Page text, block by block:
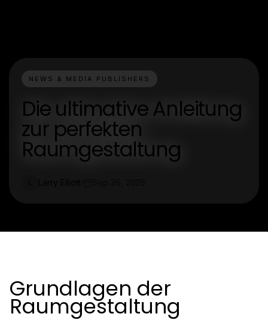
NEWS & MEDIA PUBLISHERS
Die ultimative Anleitung
zur perfekten
Raumgestaltung
Grundlagen der
Raumgestaltung